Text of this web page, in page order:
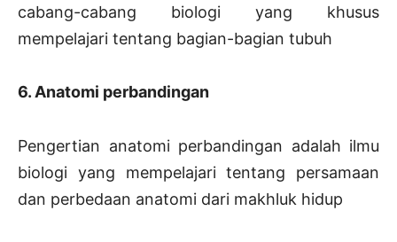
cabang-cabang biologi yang khusus
mempelajari tentang bagian-bagian tubuh
6. Anatomi perbandingan
Pengertian anatomi perbandingan adalah ilmu
biologi yang mempelajari tentang persamaan
dan perbedaan anatomi dari makhluk hidup